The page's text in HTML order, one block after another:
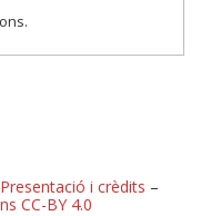
Presentació i crèdits –
CC-BY 4.0